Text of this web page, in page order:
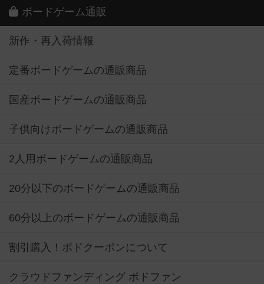
ボードゲーム通販
新作・再入荷情報
定番ボードゲームの通販商品
国産ボードゲームの通販商品
子供向けボードゲームの通販商品
2人用ボードゲームの通販商品
20分以下のボードゲームの通販商品
60分以上のボードゲームの通販商品
割引購入！ボドクーポンについて
クラウドファンディング ボドファン